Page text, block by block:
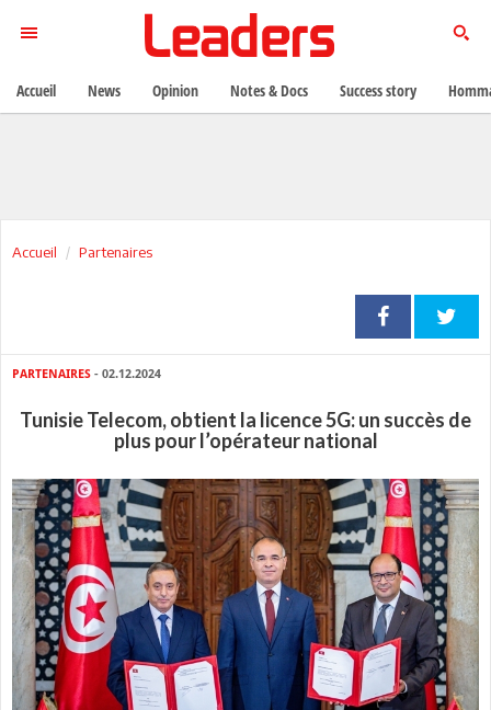
Accueil Partenaires
PARTENAIRES - 02.12.2024
Tunisie Telecom, obtient la licence 5G: un succès de
plus pour l’opérateur national
Accueil News Opinion Notes & Docs Success story